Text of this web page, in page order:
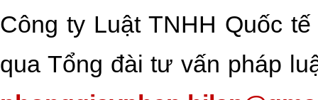
Công ty Luật TNHH Quốc
qua Tổng đài tư vấn pháp